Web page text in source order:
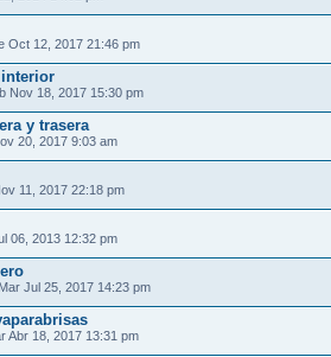
Oct 12, 2017 21:46 pm
Nov 18, 2017 15:30 pm
y trasera
20, 2017 9:03 am
11, 2017 22:18 pm
06, 2013 12:32 pm
Jul 25, 2017 14:23 pm
Abr 18, 2017 13:31 pm